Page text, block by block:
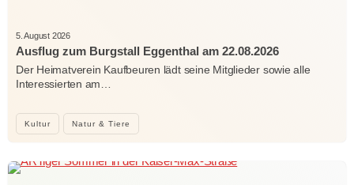
Kultur Natur & Tiere
5. August 2026
Ausflug zum Burgstall Eggenthal am 22.08.2026
Der Heimatverein Kaufbeuren lädt seine Mitglieder sowie alle
Interessierten am…